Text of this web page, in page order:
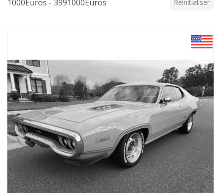
1000Euros - 3991000Euros Réinitialiser